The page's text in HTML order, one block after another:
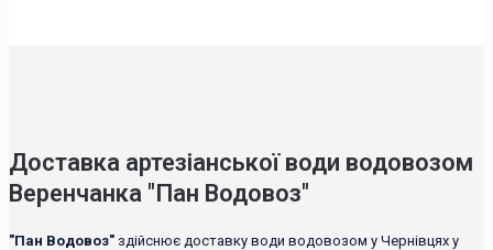
Доставка артезіанської води водовозом
Веренчанка "Пан Водовоз"
"Пан Водовоз" здійснює доставку води водовозом у Чернівцях у